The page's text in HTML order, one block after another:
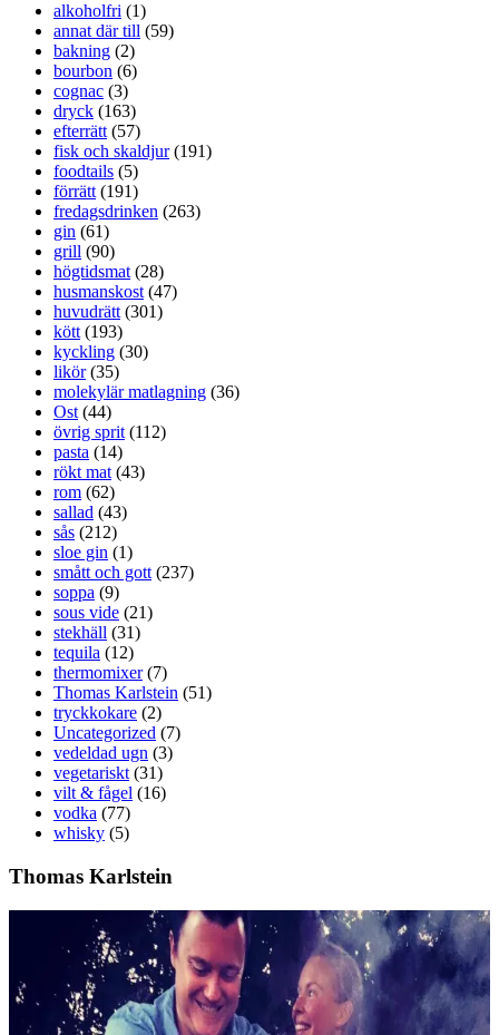
alkoholfri (1)
annat där till (59)
bakning (2)
bourbon (6)
cognac (3)
dryck (163)
efterrätt (57)
fisk och skaldjur(191)
foodtails (5)
förrätt (191)
fredagsdrinken (263)
gin (61)
grill (90)
högtidsmat (28)
husmanskost (47)
huvudrätt (301)
kött (193)
kyckling (30)
likör(35)
molekylär matlagning (36)
Ost (44)
övrig sprit (112)
pasta (14)
rökt mat (43)
rom (62)
sallad (43)
sås (212)
sloe gin (1)
smått och gott (237)
soppa (9)
sous vide (21)
stekhäll (31)
tequila (12)
thermomixer(7)
Thomas Karlstein (51)
tryckkokare (2)
Uncategorized (7)
vedeldad ugn (3)
vegetariskt (31)
vilt & fågel (16)
vodka (77)
whisky (5)
Thomas Karlstein